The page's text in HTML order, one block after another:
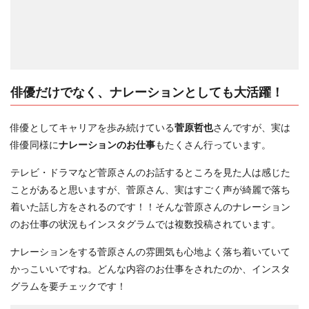
俳優だけでなく、ナレーションとしても大活躍！
俳優としてキャリアを歩み続けている菅原哲也さんですが、実は
俳優同様にナレーションのお仕事もたくさん行っています。
テレビ・ドラマなど菅原さんのお話するところを見た人は感じた
ことがあると思いますが、菅原さん、実はすごく声が綺麗で落ち
着いた話し方をされるのです！！そんな菅原さんのナレーション
のお仕事の状況もインスタグラムでは複数投稿されています。
ナレーションをする菅原さんの雰囲気も心地よく落ち着いていて
かっこいいですね。どんな内容のお仕事をされたのか、インスタ
グラムを要チェックです！